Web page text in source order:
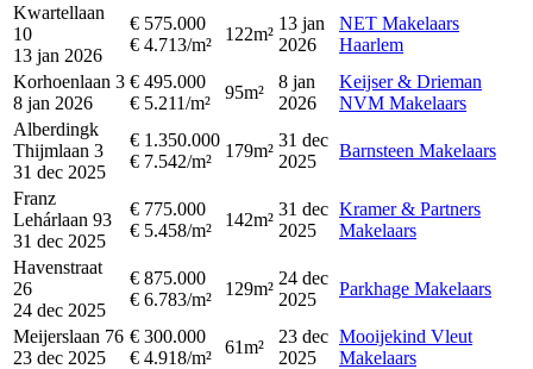
Kwartellaan
10
13 jan 2026
€ 575.000
€ 4.713/m²
122m²
13 jan
2026
NET Makelaars
Haarlem
Korhoenlaan 3
8 jan 2026
€ 495.000
€ 5.211/m²
95m²
8 jan
2026
Keijser & Drieman
NVM Makelaars
Alberdingk
Thijmlaan 3
31 dec 2025
€ 1.350.000
€ 7.542/m²
179m²
31 dec
2025
Barnsteen Makelaars
Franz
Lehárlaan 93
31 dec 2025
€ 775.000
€ 5.458/m²
142m²
31 dec
2025
Kramer & Partners
Makelaars
Havenstraat
26
24 dec 2025
€ 875.000
€ 6.783/m²
129m²
24 dec
2025
Parkhage Makelaars
Meijerslaan 76
23 dec 2025
€ 300.000
€ 4.918/m²
61m²
23 dec
2025
Mooijekind Vleut
Makelaars